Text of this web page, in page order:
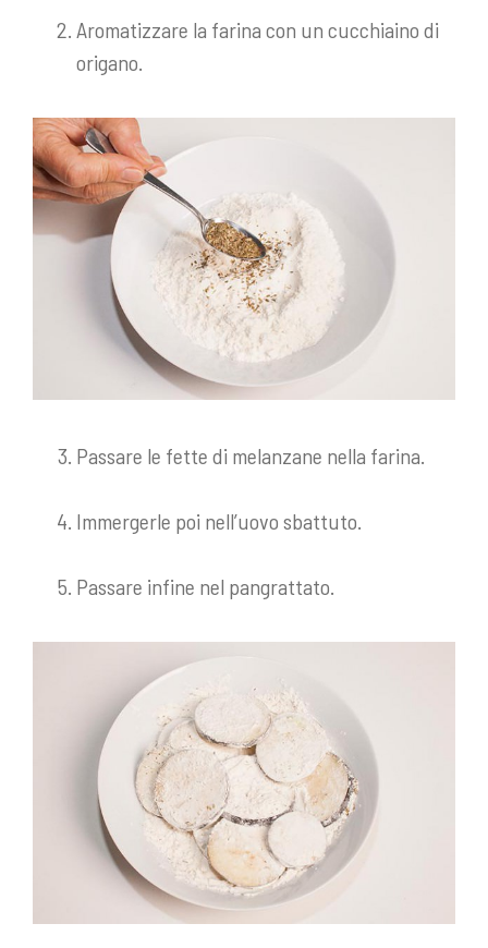
Aromatizzare la farina con un cucchiaino di
origano.
Passare le fette di melanzane nella farina.
Immergerle poi nell’uovo sbattuto.
Passare infine nel pangrattato.